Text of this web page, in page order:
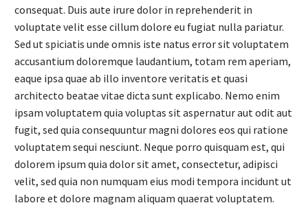
consequat. Duis aute irure dolor in reprehenderit in
voluptate velit esse cillum dolore eu fugiat nulla pariatur.
Sed ut spiciatis unde omnis iste natus error sit voluptatem
accusantium doloremque laudantium, totam rem aperiam,
eaque ipsa quae ab illo inventore veritatis et quasi
architecto beatae vitae dicta sunt explicabo. Nemo enim
ipsam voluptatem quia voluptas sit aspernatur aut odit aut
fugit, sed quia consequuntur magni dolores eos qui ratione
voluptatem sequi nesciunt. Neque porro quisquam est, qui
dolorem ipsum quia dolor sit amet, consectetur, adipisci
velit, sed quia non numquam eius modi tempora incidunt ut
labore et dolore magnam aliquam quaerat voluptatem.